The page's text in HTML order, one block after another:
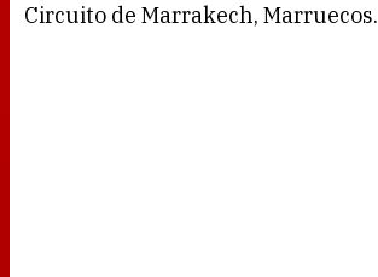
Circuito de Marrakech, Marruecos.